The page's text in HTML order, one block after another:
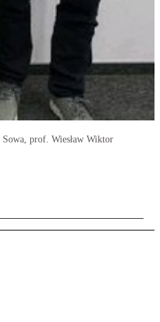
prof. Wiesław Wiktor